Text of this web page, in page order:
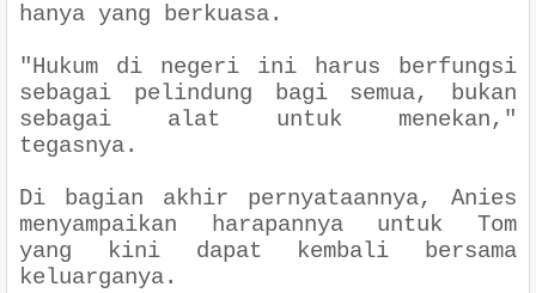
hanya yang berkuasa.
"Hukum di negeri ini harus berfungsi
sebagai pelindung bagi semua, bukan
sebagai alat untuk menekan,"
tegasnya.
Di bagian akhir pernyataannya, Anies
menyampaikan harapannya untuk Tom
yang kini dapat kembali bersama
keluarganya.